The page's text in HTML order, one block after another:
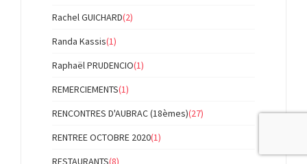
Rachel GUICHARD(2)
Randa Kassis(1)
Raphaël PRUDENCIO(1)
REMERCIEMENTS(1)
RENCONTRES D'AUBRAC (18èmes)(27)
RENTREE OCTOBRE 2020(1)
RESTAURANTS(8)